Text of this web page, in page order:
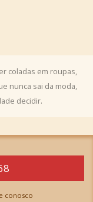
coladas em roupas,
nunca sai da moda,
decidir.
conosco